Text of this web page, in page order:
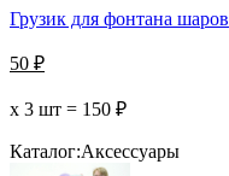
Грузик для фонтана шаров
50 ₽
х 3 шт = 150 ₽
Каталог:Аксессуары